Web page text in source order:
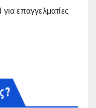
επαγγελματίες